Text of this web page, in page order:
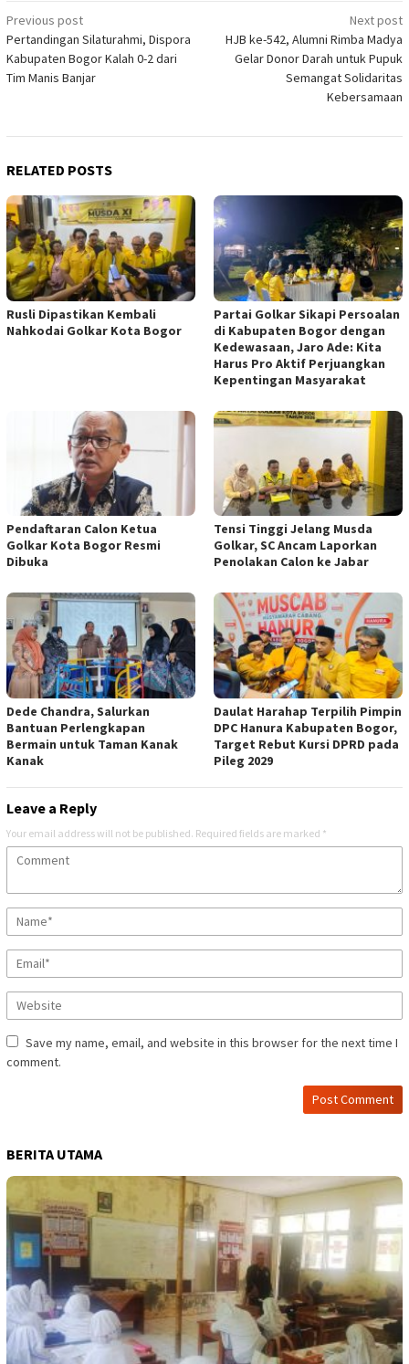
Post
navigation
Previous post
Pertandingan Silaturahmi, Dispora
Kabupaten Bogor Kalah 0-2 dari
Tim Manis Banjar
Next post
HJB ke-542, Alumni Rimba Madya
Gelar Donor Darah untuk Pupuk
Semangat Solidaritas
Kebersamaan
RELATED POSTS
Rusli Dipastikan Kembali
Nahkodai Golkar Kota Bogor
Partai Golkar Sikapi Persoalan
di Kabupaten Bogor dengan
Kedewasaan, Jaro Ade: Kita
Harus Pro Aktif Perjuangkan
Kepentingan Masyarakat
Pendaftaran Calon Ketua
Golkar Kota Bogor Resmi
Dibuka
Tensi Tinggi Jelang Musda
Golkar, SC Ancam Laporkan
Penolakan Calon ke Jabar
Dede Chandra, Salurkan
Bantuan Perlengkapan
Bermain untuk Taman Kanak
Kanak
Daulat Harahap Terpilih Pimpin
DPC Hanura Kabupaten Bogor,
Target Rebut Kursi DPRD pada
Pileg 2029
Leave a Reply
Your email address will not be published. Required fields are marked *
Save my name, email, and website in this browser for the next time I
comment.
BERITA UTAMA